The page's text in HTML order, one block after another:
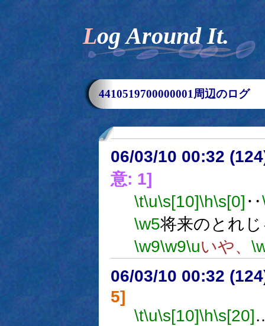
Log Around It.
4410519700000001周辺のログ
06/03/10 00:32
意: 1]
\t\u\s[10]\h\s[0] ‥
\w5将来のとれ
\w9\w9\uいや、
06/03/10 00:32
5]
\t\u\s[10]\h\s[20]